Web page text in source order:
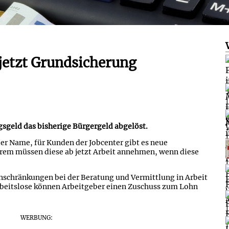
Grundsicherung
das bisherige Bürgergeld abgelöst.
Name, für Kunden der Jobcenter gibt es neue
müssen diese ab jetzt Arbeit annehmen, wenn diese
bei der Beratung und Vermittlung in Arbeit
können Arbeitgeber einen Zuschuss zum Lohn
WERBUNG: